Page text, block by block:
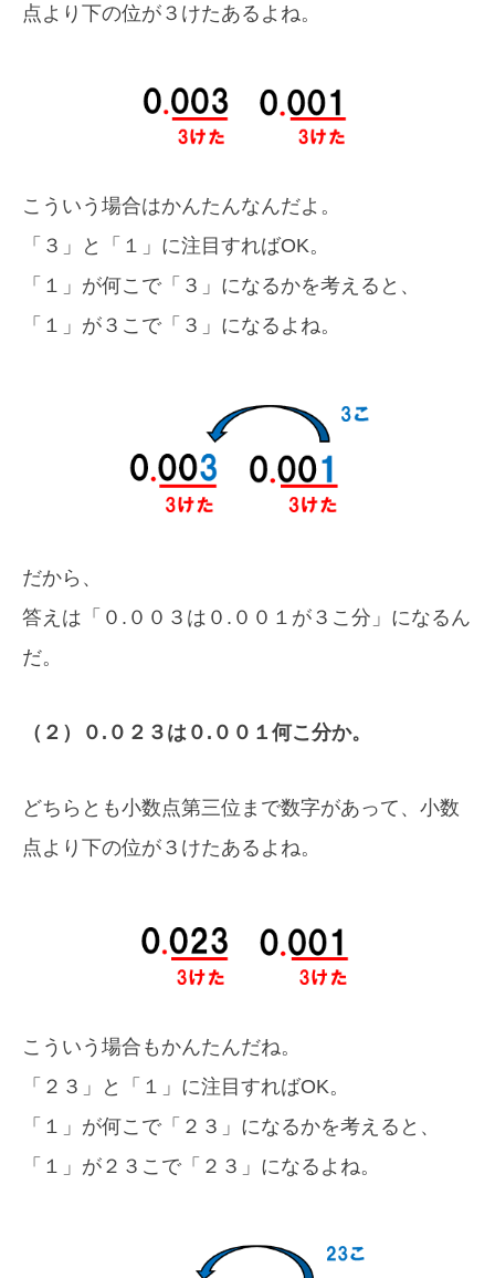
点より下の位が３けたあるよね。
こういう場合はかんたんなんだよ。
「３」と「１」に注目すればOK。
「１」が何こで「３」になるかを考えると、
「１」が３こで「３」になるよね。
だから、
答えは「０.００３は０.００１が３こ分」になるん
だ。
（２）０.０２３は０.００１何こ分か。
どちらとも小数点第三位まで数字があって、小数
点より下の位が３けたあるよね。
こういう場合もかんたんだね。
「２３」と「１」に注目すればOK。
「１」が何こで「２３」になるかを考えると、
「１」が２３こで「２３」になるよね。